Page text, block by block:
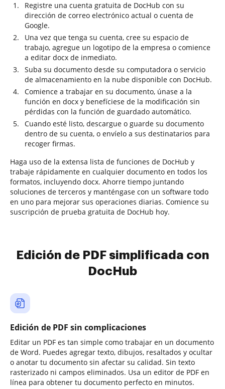
Registre una cuenta gratuita de DocHub con su
dirección de correo electrónico actual o cuenta de
Google.
Una vez que tenga su cuenta, cree su espacio de
trabajo, agregue un logotipo de la empresa o comience
a editar docx de inmediato.
Suba su documento desde su computadora o servicio
de almacenamiento en la nube disponible con DocHub.
Comience a trabajar en su documento, únase a la
función en docx y benefíciese de la modificación sin
pérdidas con la función de guardado automático.
Cuando esté listo, descargue o guarde su documento
dentro de su cuenta, o envíelo a sus destinatarios para
recoger firmas.
Haga uso de la extensa lista de funciones de DocHub y
trabaje rápidamente en cualquier documento en todos los
formatos, incluyendo docx. Ahorre tiempo juntando
soluciones de terceros y manténgase con un software todo
en uno para mejorar sus operaciones diarias. Comience su
suscripción de prueba gratuita de DocHub hoy.
Edición de PDF simplificada con
DocHub
Edición de PDF sin complicaciones
Editar un PDF es tan simple como trabajar en un documento
de Word. Puedes agregar texto, dibujos, resaltados y ocultar
o anotar tu documento sin afectar su calidad. Sin texto
rasterizado ni campos eliminados. Usa un editor de PDF en
línea para obtener tu documento perfecto en minutos.